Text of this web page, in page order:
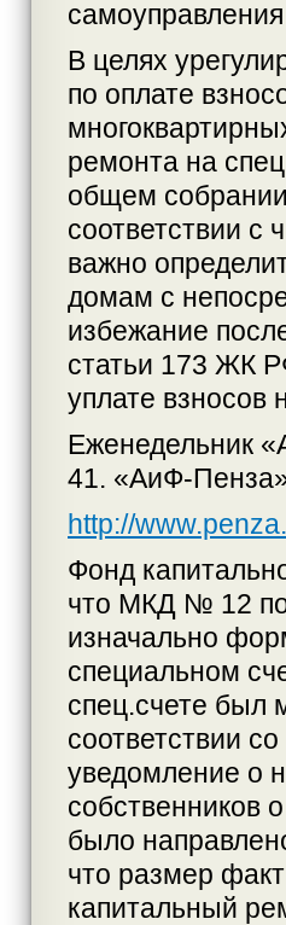
В целях
по оплате
ремонта на
общем
соответствии
важно
домам с
избежание
статьи 173 ЖК
уплате взносов
Еженедельник
41. «АиФ-
http://
Фонд
что МКД № 12
изначально
специальном
спец.счете был
соответствии
уведомление о
собственников
было
что размер
капитальный